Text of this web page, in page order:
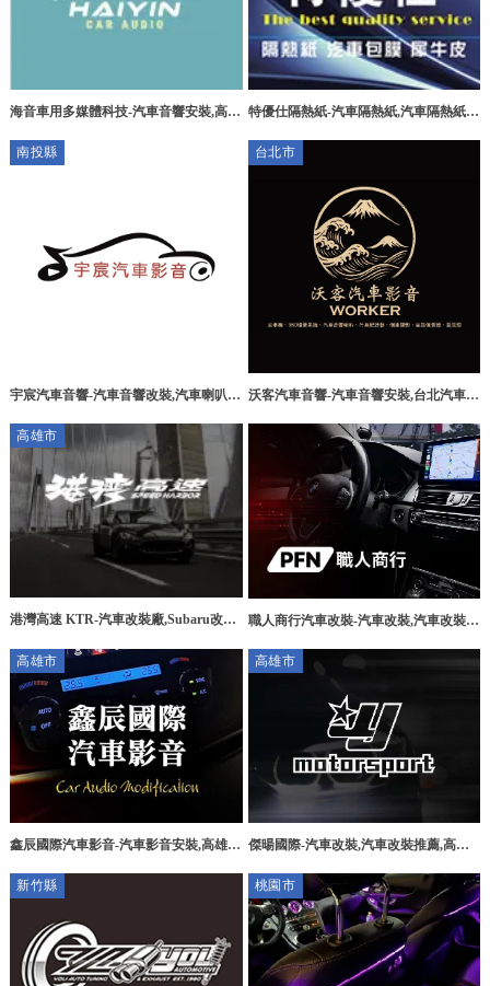
海音車用多媒體科技-汽車音響安裝,高雄 特優仕隔熱紙-汽車隔熱紙,汽車隔熱紙施
美汽車隔熱紙施工,
南投縣
宇宸汽車音響-汽車音響改裝,汽車喇叭改
台北市
沃客汽車音響-汽車音響安裝,台北汽車音
高雄市
港灣高速 KTR-汽車改裝廠,Subaru改裝,
區汽車改裝廠,
職人商行汽車改裝-汽車改裝,汽車改裝
東汽車改裝廠
高雄市
鑫辰國際汽車影音-汽車影音安裝,高雄汽
車影音系統施工
高雄市
傑暘國際-汽車改裝,汽車改裝推薦,高雄
改裝,新興區汽車改裝推薦
新竹縣 桃園市